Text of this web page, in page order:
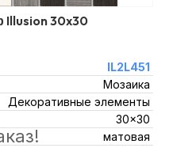
Illusion 30x30
IL2L451
Мозаика
Декоративные элементы
30x30
матовая